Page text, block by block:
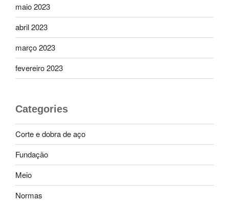
maio 2023
abril 2023
março 2023
fevereiro 2023
Categories
Corte e dobra de aço
Fundação
Meio
Normas